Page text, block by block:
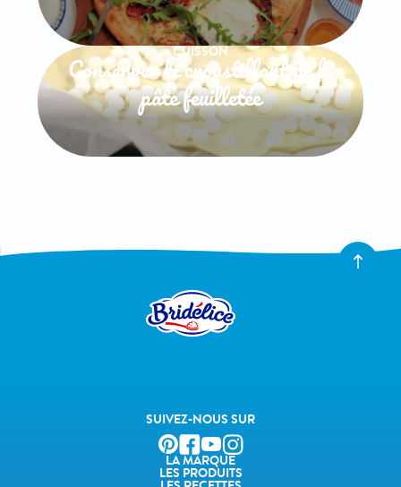
CUISSON
Conserver le croustillant de la
pâte feuilletée
SUIVEZ-NOUS SUR
LA MARQUE
LES PRODUITS